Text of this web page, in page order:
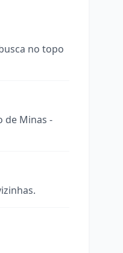
no topo
de Minas -